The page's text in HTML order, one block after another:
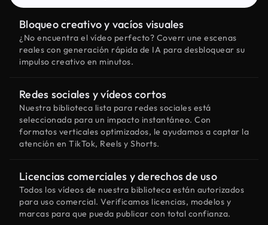
Bloqueo creativo y vacíos visuales
¿No encuentra el vídeo perfecto? Coverr une escenas
reales con generación rápida de IA para desbloquear su
impulso creativo en minutos.
Redes sociales y vídeos cortos
Nuestra biblioteca lista para redes sociales está
seleccionada para un impacto instantáneo. Con
formatos verticales optimizados, le ayudamos a captar la
atención en TikTok, Reels y Shorts.
Licencias comerciales y derechos de uso
Todos los vídeos de nuestra biblioteca están autorizados
para uso comercial. Verificamos licencias, modelos y
marcas para que pueda publicar con total confianza.